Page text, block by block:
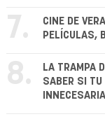
7.
CINE DE
PELÍCULAS,
8.
LA TRAMPA
SABER SI TU